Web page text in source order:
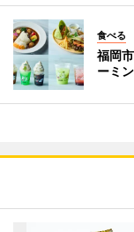
食べる
福岡
ーミ